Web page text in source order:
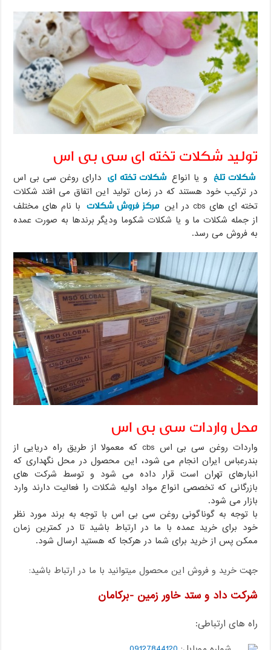
تولید شکلات تخته ای سی بی اس
شکلات تلخ و یا انواع شکلات تخته ای دارای روغن سی بی اس
در ترکیب خود هستند که در زمان تولید این اتفاق می افتد شکلات
تخته ای های cbs در این
مرکز فروش شکلات با نام های مختلف
از جمله شکلات ما و یا شکلات شکوما ودیگر برندها به صورت عمده
به فروش می رسد.
محل واردات سی بی اس
واردات روغن سی بی اس cbs که معمولا از طریق راه دریایی از
بندرعباس ایران انجام می شود، این محصول در محل نگهداری که
انبارهای تهران است قرار داده می شود و توسط شرکت های
بازرگانی که تخصصی انواع مواد اولیه شکلات را فعالیت دارند وارد
بازار می شود.
با توجه به گوناگونی روغن سی بی اس با توجه به برند مورد نظر
خود برای خرید عمده با ما در ارتباط باشید تا در کمترین زمان
ممکن پس از خرید برای شما در هرکجا که هستید ارسال شود.
جهت خرید و فروش این محصول میتوانید با ما در ارتباط باشید:
شرکت داد و ستد خاور زمین -برکامان
راه های ارتباطی: